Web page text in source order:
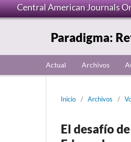
Central American Journals
Paradigma:
Actual Archivos
Inicio / Archivos /
El desafío